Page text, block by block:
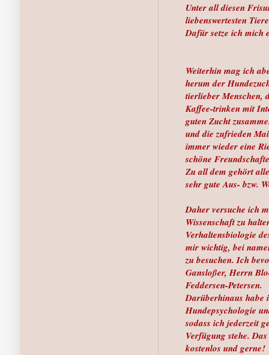
Unter all diesen
liebenswertesten
Dafür setze ich mich
Weiterhin mag ich
herum der
tierlieber Menschen,
Kaffee-trinken mit
guten Zucht
und die zufrieden
immer wieder eine
schöne
Zu all dem gehört
sehr gute Aus- bzw.
Daher versuche ich
Wissenschaft zu
Verhaltensbiologie
mir wichtig, bei
zu besuchen. Ich
Gansloßer, Herrn
Feddersen-Petersen.
Darüberhinaus habe
Hundepsychologie
sodass ich jederzeit
Verfügung stehe.
kostenlos und gerne!